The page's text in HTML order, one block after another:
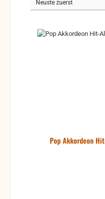
Pop Akkordeon